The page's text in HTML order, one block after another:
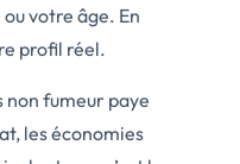
votre âge. En
profil réel.
non fumeur paye
les économies